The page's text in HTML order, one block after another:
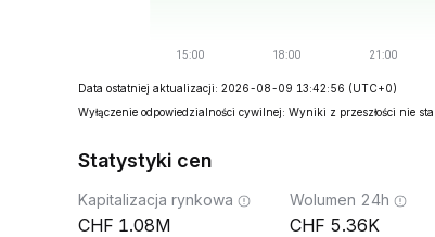
Data ostatniej aktualizacji: 2026-08-09 13:42:56 (UTC+0)
Wyłączenie odpowiedzialności cywilnej: Wyniki z przeszłości nie
Statystyki cen
Kapitalizacja rynkowa
1.08M
Wolumen 24h
5.36K